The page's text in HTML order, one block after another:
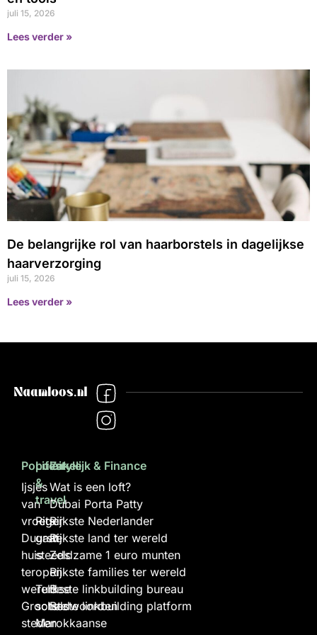
juli 15, 2026
Lees verder »
De belangrijke rol van haarborstels in dagelijkse
haarverzorging
juli 15, 2026
Lees verder »
Populair
Ijsjes
van
vroeger
Duurste
huis
ter
wereld
Grootste
steden
Lifestyle
&
travel
Rits
gaat
steeds
open
Turkse
scheldwoorden
Marokkaanse
Zakelijk & Finance
Wat is een loft?
Dubai Porta Patty
Rijkste Nederlander
Rijkste land ter wereld
Zeldzame 1 euro munten
Rijkste families ter wereld
Beste linkbuilding bureau
Beste linkbuilding platform